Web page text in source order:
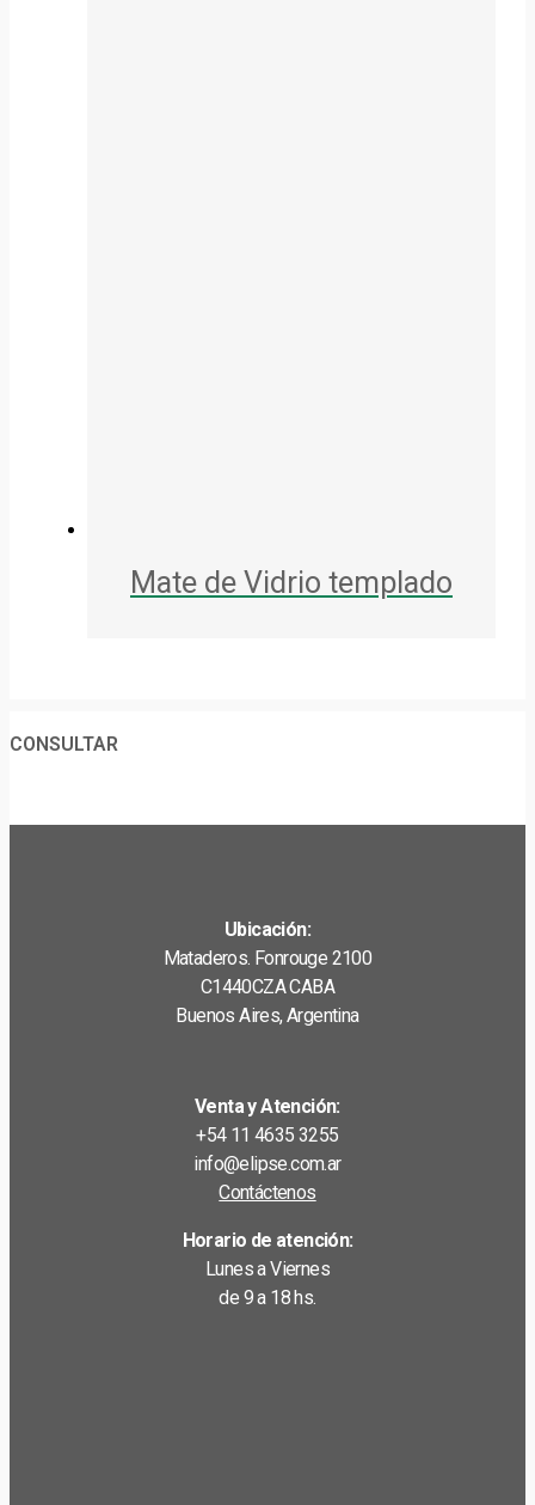
Mate de Vidrio templado
CONSULTAR
Ubicación:
Mataderos. Fonrouge 2100
C1440CZA CABA
Buenos Aires, Argentina
Venta y Atención:
+54 11 4635 3255
info@elipse.com.ar
Contáctenos
Horario de atención:
Lunes a Viernes
de 9 a 18 hs.